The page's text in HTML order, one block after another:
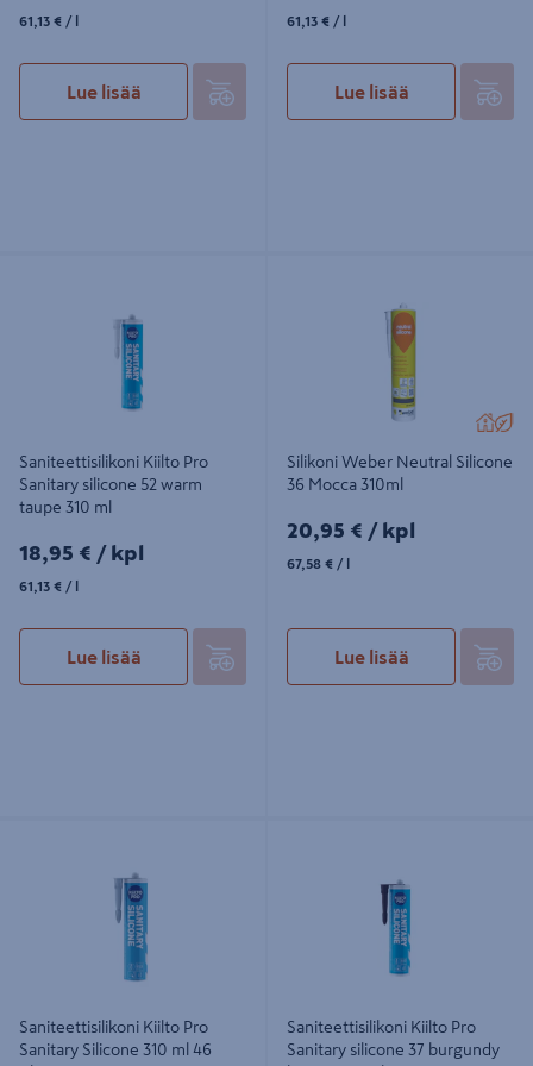
61,13 € / l
Lue lisää
61,13 € / l
Lue lisää
Saniteettisilikoni Kiilto Pro
Sanitary silicone 52 warm
taupe 310 ml
18,95€/kpl
18,95 € / kpl
61,13 € / l
Lue lisää
Silikoni Weber Neutral Silicone
36 Mocca 310ml
20,95€/kpl
20,95 € / kpl
67,58 € / l
Lue lisää
Saniteettisilikoni Kiilto Pro
Sanitary Silicone 310 ml 46
Saniteettisilikoni Kiilto Pro
Sanitary silicone 37 burgundy